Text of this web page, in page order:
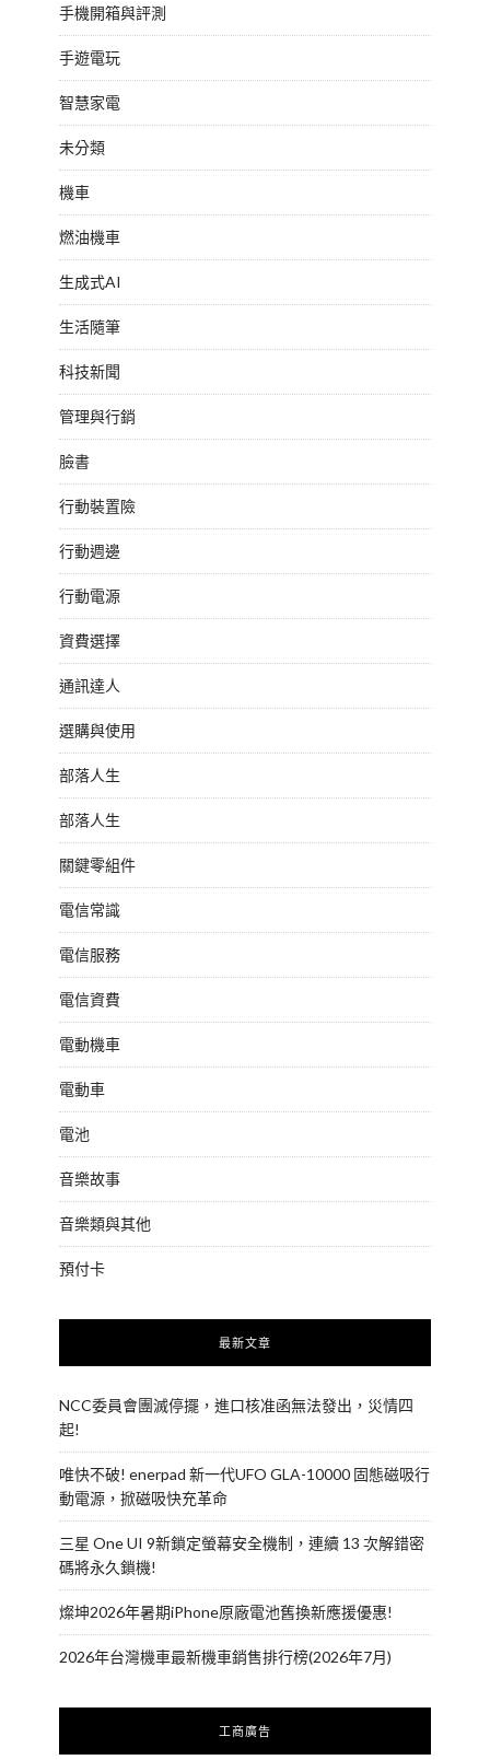
手機開箱與評測
手遊電玩
智慧家電
未分類
機車
燃油機車
生成式AI
生活隨筆
科技新聞
管理與行銷
臉書
行動裝置險
行動週邊
行動電源
資費選擇
通訊達人
選購與使用
部落人生
部落人生
關鍵零組件
電信常識
電信服務
電信資費
電動機車
電動車
電池
音樂故事
音樂類與其他
預付卡
最新文章
NCC委員會團滅停擺，進口核准函無法發出，災情四
起!
唯快不破! enerpad 新一代UFO GLA-10000 固態磁吸行
動電源，掀磁吸快充革命
三星 One UI 9新鎖定螢幕安全機制，連續 13 次解錯密
碼將永久鎖機!
燦坤2026年暑期iPhone原廠電池舊換新應援優惠!
2026年台灣機車最新機車銷售排行榜(2026年7月)
工商廣告